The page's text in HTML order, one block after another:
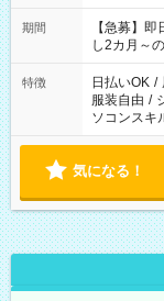
期間
【急募】
し2カ月～
特徴 日払いOK /
服装自由 /
ソコンスキ
気になる！